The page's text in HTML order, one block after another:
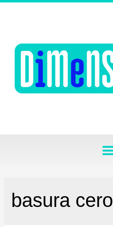
basura cero